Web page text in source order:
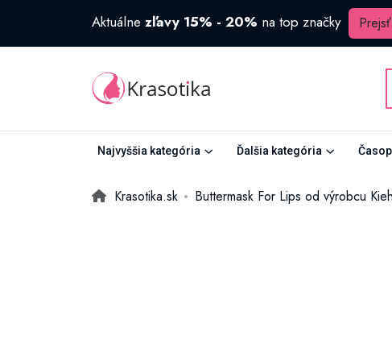
Aktuálne zľavy 15% - 20% na top značky
Najvyššia kategória Ďalšia kategória
Krasotika.sk Buttermask For Lips od výrobcu